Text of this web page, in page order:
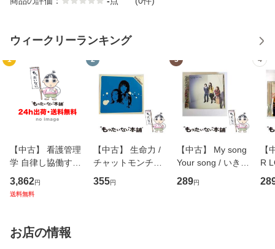
ウィークリーランキング
1
【中古】 看護管理
学 自律し協働する
専門職の看護マネ
ジメントスキル 改
恵 藤本幸三 / 南江
堂 [単行
3,862円
送料無料
2
【中古】 生命力 /
チャットモンチー /
キューンレコード
[CD]【メール便送
355円
3
【中古】 My song
Your song / いきも
のがかり / [CD]
【メール便送料無
289円
4
【
R
産
お店の情報